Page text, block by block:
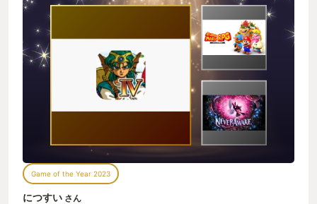
Game of the Year 2023
につすい さん